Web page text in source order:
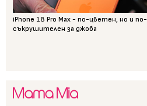
iPhone 18 Pro Max - по-цветен, но и по-
съкрушителен за джоба